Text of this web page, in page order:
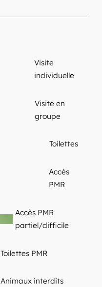
Visite
individuelle
Visite en
groupe
Toilettes
Accès
PMR
Accès PMR
partiel/difficile
Toilettes PMR
Animaux interdits